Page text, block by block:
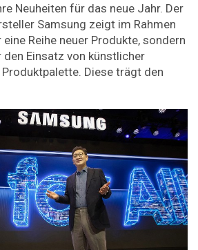
Neuheiten für das neue Jahr. Der
Samsung zeigt im Rahmen
Reihe neuer Produkte, sondern
Einsatz von künstlicher
Diese trägt den